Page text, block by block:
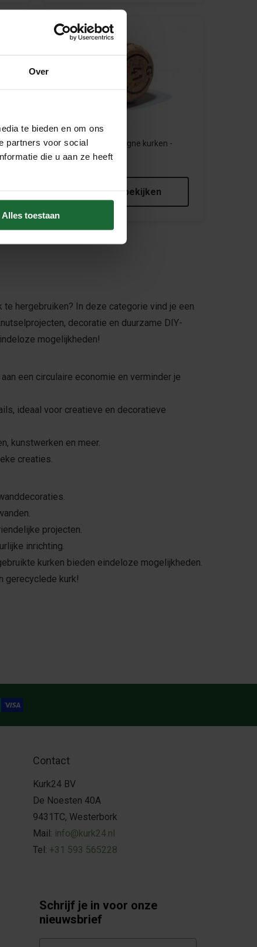
Over
te bieden en om ons
partners voor social
die u aan ze heeft
Alles toestaan
Sale
Gebruikte Champagne kurken -
3000 STUKS
Product bekijken
te hergebruiken? In deze categorie vind je een
decoratie en duurzame DIY-
mogelijkheden!
een circulaire economie en verminder je
ideaal voor creatieve en decoratieve
kunstwerken en meer.
creaties.
projecten.
inrichting.
kurken bieden eindeloze mogelijkheden.
gerecyclede kurk!
Contact
Kurk24 BV
De Noesten 40A
9431TC, Westerbork
Mail: info@kurk24.nl
Tel: +31 593 565228
Schrijf je in voor onze
nieuwsbrief
E-mail